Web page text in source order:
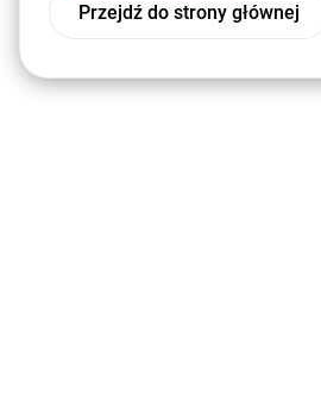
Przejdź do strony głównej